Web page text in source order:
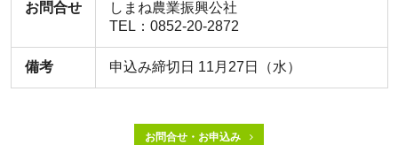
お問合せ
しまね農業振興公社
TEL：0852-20-2872
備考 申込み締切日 11月27日（水）
お問合せ・お申込み